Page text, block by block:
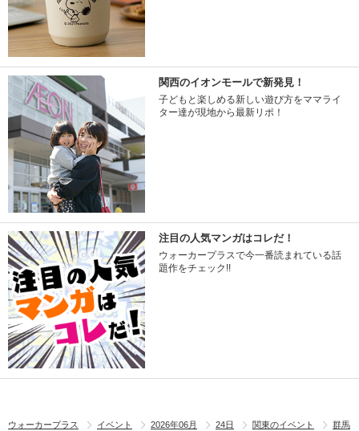
関西のイオンモールで新発見！
子どもと楽しめる新しい遊び方をママライ
ター達が現地から最新リポ！
注目の人気マンガはコレだ！
ウォーカープラスで今一番読まれている話
題作をチェック!!
ウォーカープラス イベント 2026年06月 24日 関東のイベント
群馬